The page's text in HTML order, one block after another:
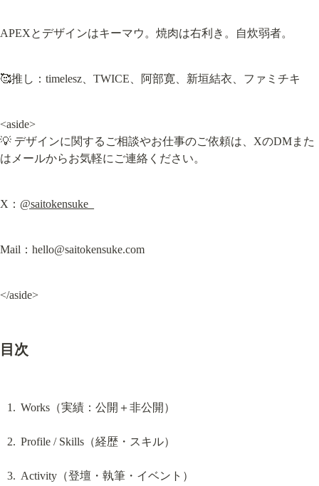
APEXとデザインはキーマウ。焼肉は右利き。自炊弱者。
🥰推し：timelesz、TWICE、阿部寛、新垣結衣、ファミチキ
<aside>
💡 デザインに関するご相談やお仕事のご依頼は、XのDMまた
はメールからお気軽にご連絡ください。
X： @saitokensuke_
Mail： hello@saitokensuke.com
</aside>
目次
Works（実績：公開＋非公開）
Profile / Skills（経歴・スキル）
Activity（登壇・執筆・イベント）